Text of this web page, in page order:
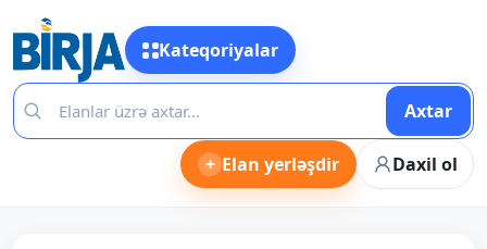
Kateqoriyalar
Axtar
+ Elan yerləşdir Daxil ol